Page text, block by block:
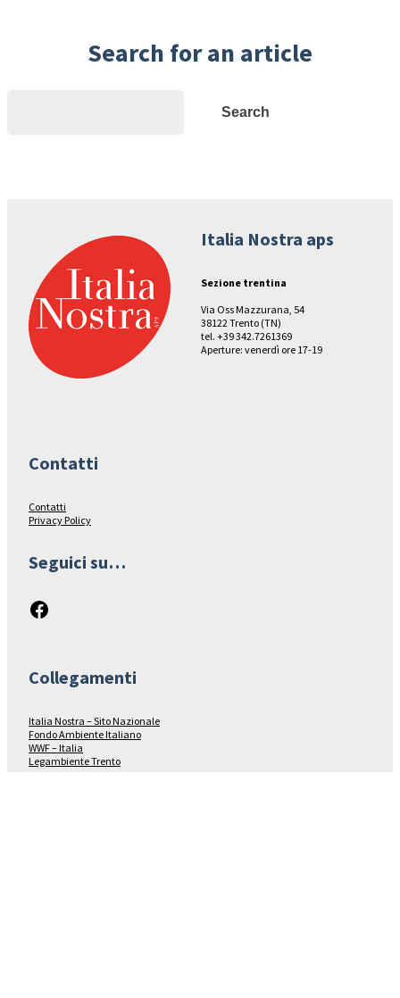
Search for an article
Search
Italia Nostra aps
Sezione trentina
Via Oss Mazzurana, 54
38122 Trento (TN)
tel. +39 342.7261369
Aperture: venerdì ore 17-19
Contatti
Contatti
Privacy Policy
Seguici su…
Facebook
Collegamenti
Italia Nostra – Sito Nazionale
Fondo Ambiente Italiano
WWF – Italia
Legambiente Trento